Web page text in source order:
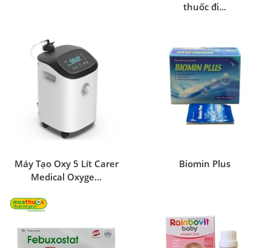
thuốc đi...
Máy Tạo Oxy 5 Lít Carer
Medical Oxyge...
Biomin Plus